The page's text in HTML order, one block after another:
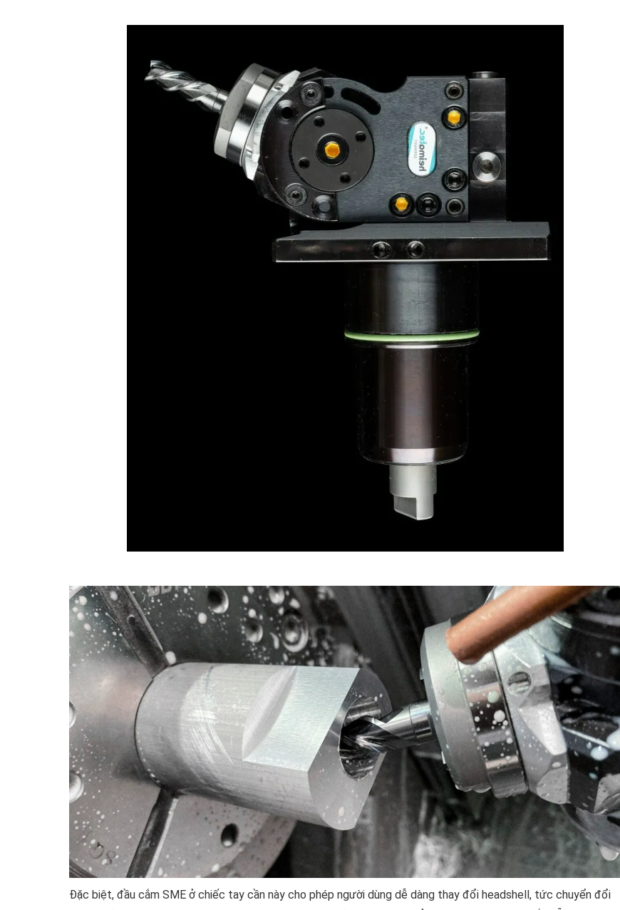
Đặc biệt, đầu cắm SME ở chiếc tay cần này cho phép người dùng dễ dàng thay đổi headshell, tức chuyển đổi